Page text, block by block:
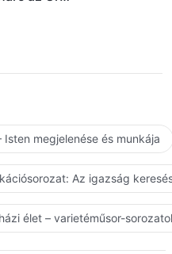
megjelenése és munkája
Az igazság
élet – varietéműsor-